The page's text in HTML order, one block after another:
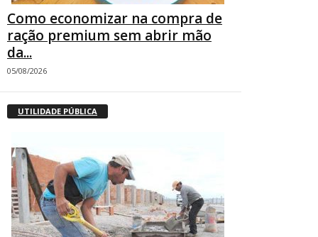
Como economizar na compra de
ração premium sem abrir mão
da...
05/08/2026
UTILIDADE PÚBLICA